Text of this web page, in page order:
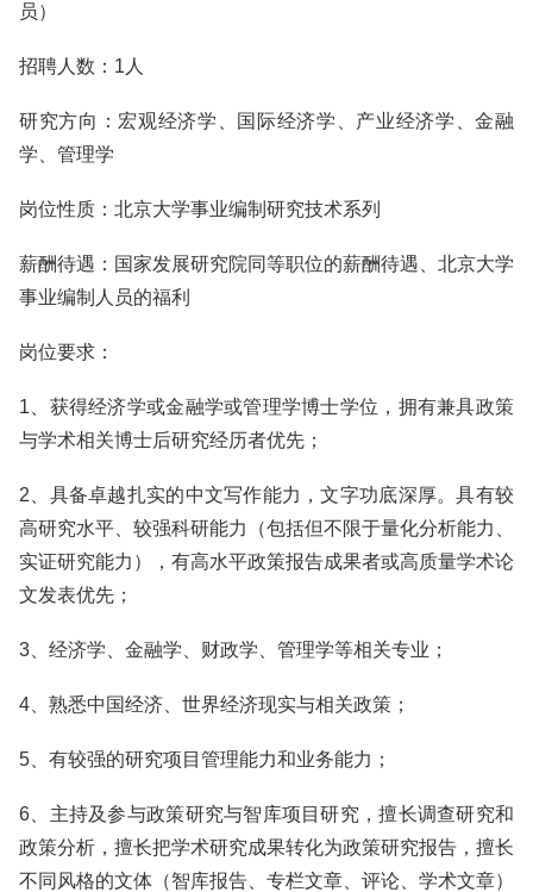
员）
招聘人数：1人
研究方向：宏观经济学、国际经济学、产业经济学、金融
学、管理学
岗位性质：北京大学事业编制研究技术系列
薪酬待遇：国家发展研究院同等职位的薪酬待遇、北京大学
事业编制人员的福利
岗位要求：
1、获得经济学或金融学或管理学博士学位，拥有兼具政策
与学术相关博士后研究经历者优先；
2、具备卓越扎实的中文写作能力，文字功底深厚。具有较
高研究水平、较强科研能力（包括但不限于量化分析能力、
实证研究能力），有高水平政策报告成果者或高质量学术论
文发表优先；
3、经济学、金融学、财政学、管理学等相关专业；
4、熟悉中国经济、世界经济现实与相关政策；
5、有较强的研究项目管理能力和业务能力；
6、主持及参与政策研究与智库项目研究，擅长调查研究和
政策分析，擅长把学术研究成果转化为政策研究报告，擅长
不同风格的文体（智库报告、专栏文章、评论、学术文章）